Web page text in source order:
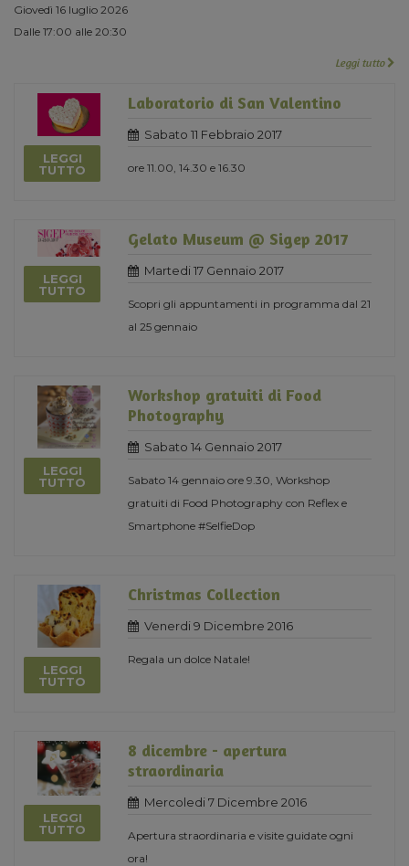
Giovedì 16 luglio 2026
Dalle 17:00 alle 20:30
Leggi tutto
LEGGI
TUTTO
Laboratorio di San Valentino
Sabato 11 Febbraio 2017
ore 11.00, 14.30 e 16.30
LEGGI
TUTTO
Gelato Museum @ Sigep 2017
Martedi 17 Gennaio 2017
Scopri gli appuntamenti in programma dal 21
al 25 gennaio
LEGGI
TUTTO
Workshop gratuiti di Food
Photography
Sabato 14 Gennaio 2017
Sabato 14 gennaio ore 9.30, Workshop
gratuiti di Food Photography con Reflex e
Smartphone #SelfieDop
LEGGI
TUTTO
Christmas Collection
Venerdi 9 Dicembre 2016
Regala un dolce Natale!
LEGGI
TUTTO
8 dicembre - apertura
straordinaria
Mercoledi 7 Dicembre 2016
Apertura straordinaria e visite guidate ogni
ora!